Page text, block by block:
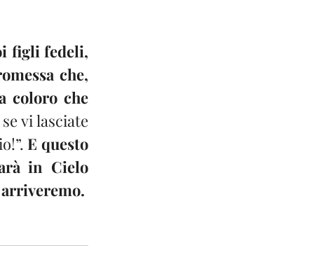
figli fedeli,
che,
coloro che
vi lasciate
E questo
in Cielo